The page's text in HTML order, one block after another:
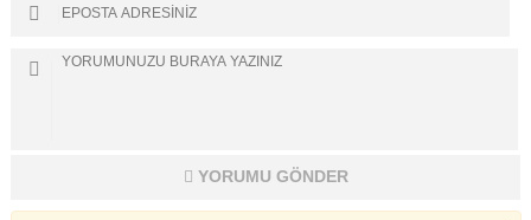
YORUMU GÖNDER